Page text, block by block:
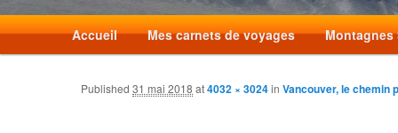
Accueil Mes carnets de voyages Montagnes
Published31 mai 2018 at4032 × 3024inVancouver, le chemin